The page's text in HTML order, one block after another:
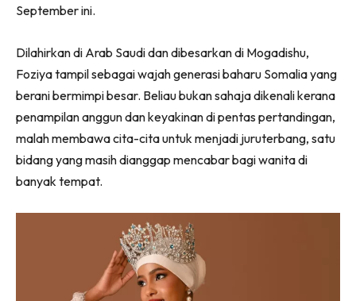
September ini.
Dilahirkan di Arab Saudi dan dibesarkan di Mogadishu,
Foziya tampil sebagai wajah generasi baharu Somalia yang
berani bermimpi besar. Beliau bukan sahaja dikenali kerana
penampilan anggun dan keyakinan di pentas pertandingan,
malah membawa cita-cita untuk menjadi juruterbang, satu
bidang yang masih dianggap mencabar bagi wanita di
banyak tempat.